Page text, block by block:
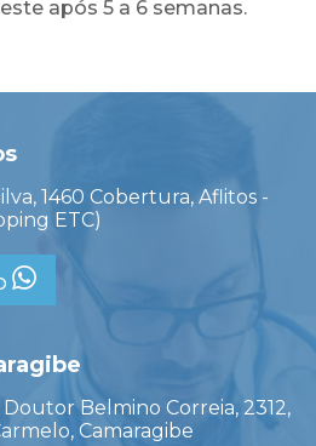
após 5 a 6 semanas.
1460 Cobertura, Aflitos -
ETC)
Belmino Correia, 2312,
Camaragibe